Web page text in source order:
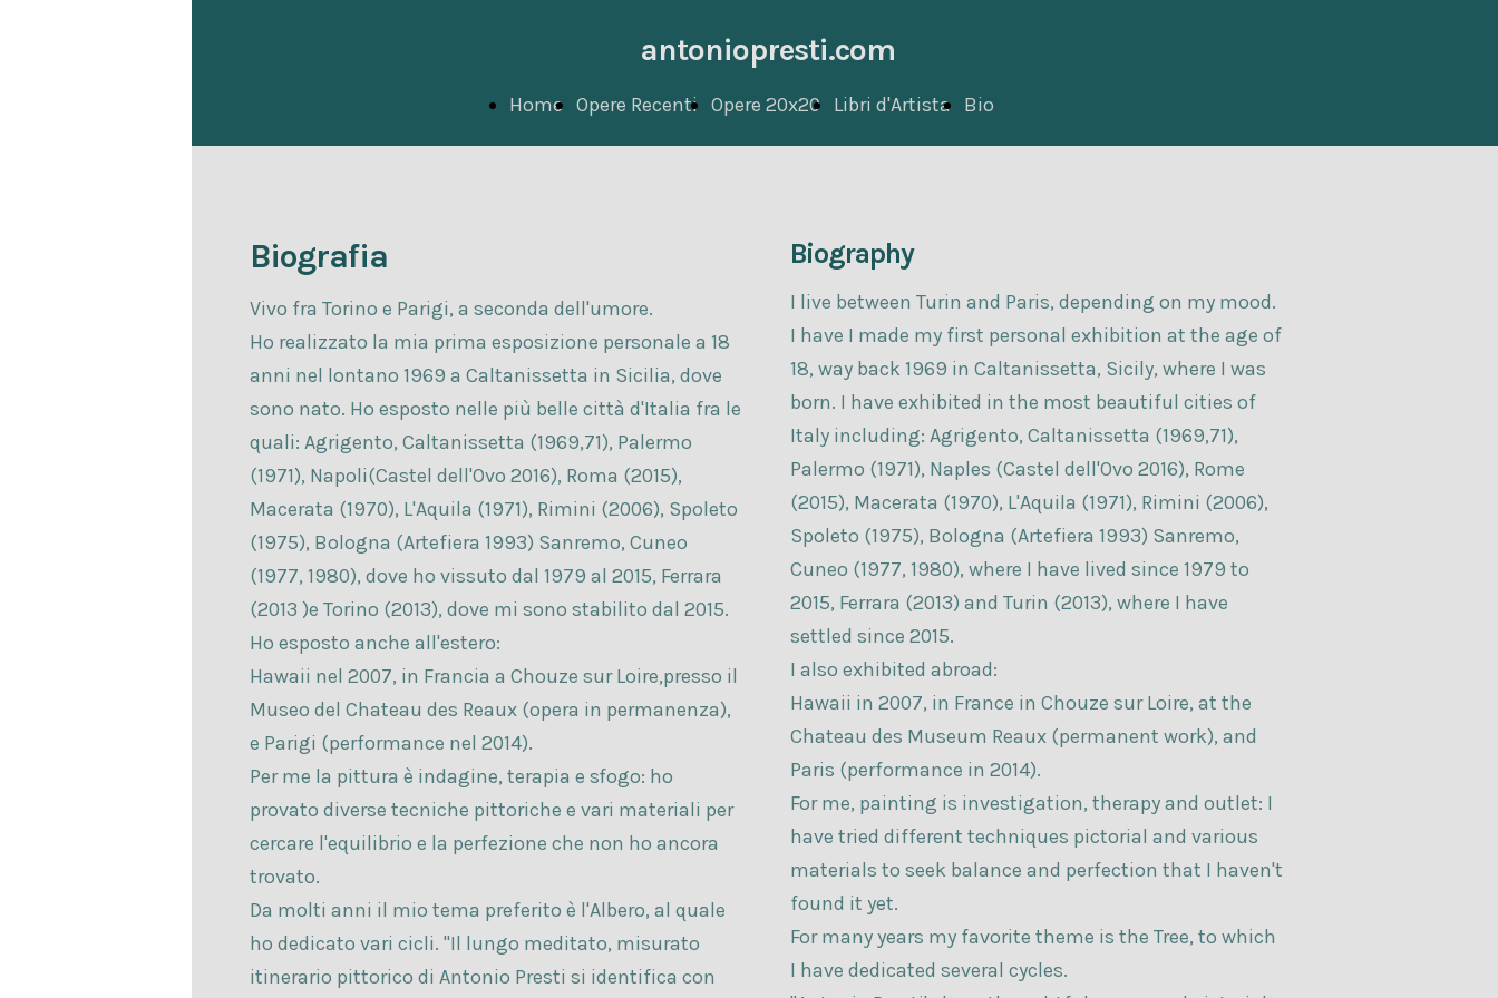
antoniopresti.com
Home Opere Recenti Opere 20x20 Libri d'Artista Bio
Biografia Biography
I live between Turin and Paris, depending on my mood.
I have I made my first personal exhibition at the age of
18, way back 1969 in Caltanissetta, Sicily, where I was
born. I have exhibited in the most beautiful cities of
Italy including: Agrigento, Caltanissetta (1969,71),
Palermo (1971), Naples (Castel dell'Ovo 2016), Rome
(2015), Macerata (1970), L'Aquila (1971), Rimini (2006),
Spoleto (1975), Bologna (Artefiera 1993) Sanremo,
Cuneo (1977, 1980), where I have lived since 1979 to
2015, Ferrara (2013) and Turin (2013), where I have
settled since 2015.
I also exhibited abroad:
Hawaii in 2007, in France in Chouze sur Loire, at the
Chateau des Museum Reaux (permanent work), and
Paris (performance in 2014).
For me, painting is investigation, therapy and outlet: I
have tried different techniques pictorial and various
materials to seek balance and perfection that I haven't
found it yet.
For many years my favorite theme is the Tree, to which
I have dedicated several cycles.
Vivo fra Torino e Parigi, a seconda dell'umore.
Ho realizzato la mia prima esposizione personale a 18
anni nel lontano 1969 a Caltanissetta in Sicilia, dove
sono nato. Ho esposto nelle più belle città d'Italia fra le
quali: Agrigento, Caltanissetta (1969,71), Palermo
(1971), Napoli(Castel dell'Ovo 2016), Roma (2015),
Macerata (1970), L'Aquila (1971), Rimini (2006), Spoleto
(1975), Bologna (Artefiera 1993) Sanremo, Cuneo
(1977, 1980), dove ho vissuto dal 1979 al 2015, Ferrara
(2013 )e Torino (2013), dove mi sono stabilito dal 2015.
Ho esposto anche all'estero:
Hawaii nel 2007, in Francia a Chouze sur Loire,presso il
Museo del Chateau des Reaux (opera in permanenza),
e Parigi (performance nel 2014).
Per me la pittura è indagine, terapia e sfogo: ho
provato diverse tecniche pittoriche e vari materiali per
cercare l'equilibrio e la perfezione che non ho ancora
trovato.
Da molti anni il mio tema preferito è l'Albero, al quale
ho dedicato vari cicli. "Il lungo meditato, misurato
itinerario pittorico di Antonio Presti si identifica con